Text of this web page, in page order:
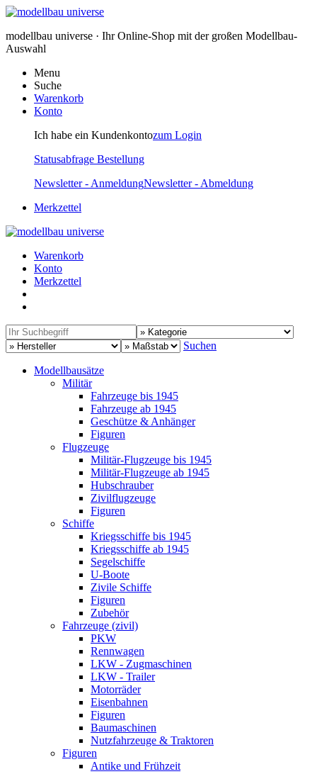
modellbau universe · Ihr Online-Shop mit der großen Modellbau-
Auswahl
Menu
Suche
Warenkorb
Konto
Ich habe ein Kundenkontozum Login
Statusabfrage Bestellung
Newsletter - AnmeldungNewsletter - Abmeldung
Merkzettel
Warenkorb
Konto
Merkzettel
Suchen
Modellbausätze
Militär
Fahrzeuge bis 1945
Fahrzeuge ab 1945
Geschütze & Anhänger
Figuren
Flugzeuge
Militär-Flugzeuge bis 1945
Militär-Flugzeuge ab 1945
Hubschrauber
Zivilflugzeuge
Figuren
Schiffe
Kriegsschiffe bis 1945
Kriegsschiffe ab 1945
Segelschiffe
U-Boote
Zivile Schiffe
Figuren
Zubehör
Fahrzeuge (zivil)
PKW
Rennwagen
LKW - Zugmaschinen
LKW - Trailer
Motorräder
Eisenbahnen
Figuren
Baumaschinen
Nutzfahrzeuge & Traktoren
Figuren
Antike und Frühzeit